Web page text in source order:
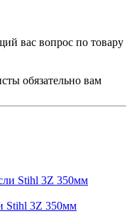
вас вопрос по товару
обязательно вам
Stihl 3Z 350мм